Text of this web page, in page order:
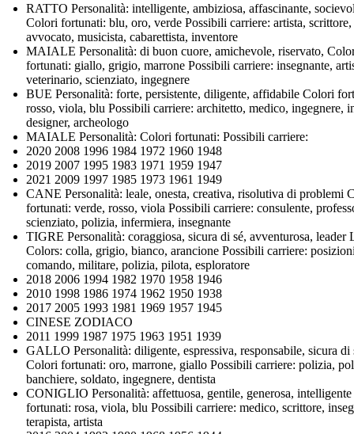
RATTO Personalità: intelligente, ambiziosa, affascinante,
Colori fortunati: blu, oro, verde Possibili carriere: artista, scrittore,
avvocato, musicista, cabarettista, inventore
MAIALE Personalità: di buon cuore, amichevole, riservato,
fortunati: giallo, grigio, marrone Possibili carriere: insegnante,
veterinario, scienziato, ingegnere
BUE Personalità: forte, persistente, diligente, affidabile Colori
rosso, viola, blu Possibili carriere: architetto, medico, ingegnere,
designer, archeologo
MAIALE Personalità: Colori fortunati: Possibili carriere:
2020 2008 1996 1984 1972 1960 1948
2019 2007 1995 1983 1971 1959 1947
2021 2009 1997 1985 1973 1961 1949
CANE Personalità: leale, onesta, creativa, risolutiva di problemi
fortunati: verde, rosso, viola Possibili carriere: consulente,
scienziato, polizia, infermiera, insegnante
TIGRE Personalità: coraggiosa, sicura di sé, avventurosa, leader
Colors: colla, grigio, bianco, arancione Possibili carriere:
comando, militare, polizia, pilota, esploratore
2018 2006 1994 1982 1970 1958 1946
2010 1998 1986 1974 1962 1950 1938
2017 2005 1993 1981 1969 1957 1945
CINESE ZODIACO
2011 1999 1987 1975 1963 1951 1939
GALLO Personalità: diligente, espressiva, responsabile, sicura di
Colori fortunati: oro, marrone, giallo Possibili carriere: polizia,
banchiere, soldato, ingegnere, dentista
CONIGLIO Personalità: affettuosa, gentile, generosa,
fortunati: rosa, viola, blu Possibili carriere: medico, scrittore,
terapista, artista